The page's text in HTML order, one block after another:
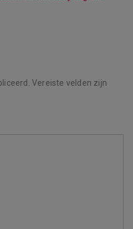
Vereiste velden zijn